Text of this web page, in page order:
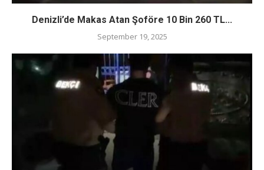
Denizli’de Makas Atan Şoföre 10 Bin 260 TL...
September 19, 2025